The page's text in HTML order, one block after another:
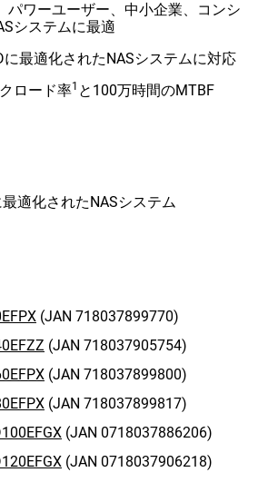
パワーユーザー、中小企業、コンシ
システムに最適
に最適化されたNASシステムに対応
ロード率1 と100万時間のMTBF
適化されたNASシステム
(JAN 718037899770)
(JAN 718037905754)
(JAN 718037899800)
(JAN 718037899817)
(JAN 0718037886206)
(JAN 0718037906218)